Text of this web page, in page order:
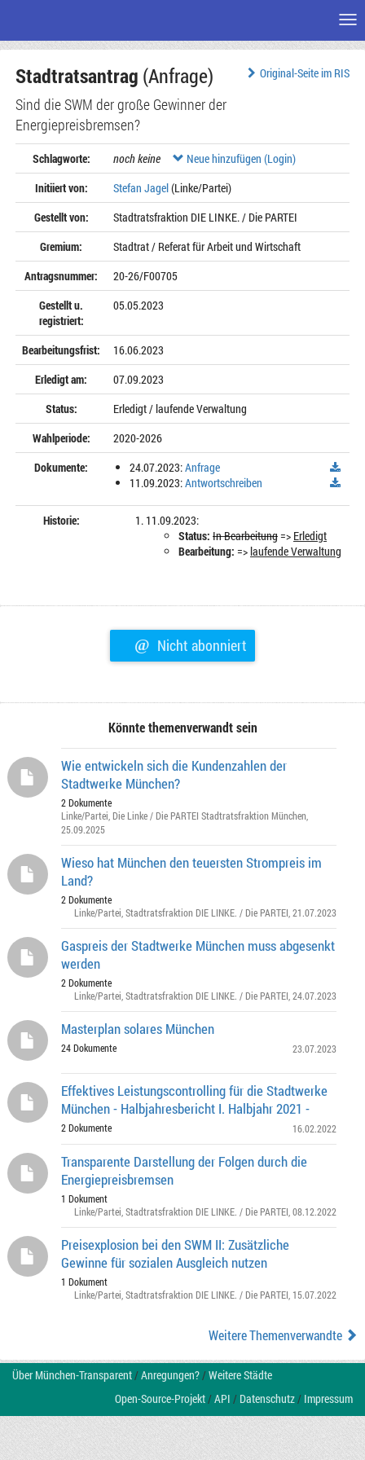
Seiteninhalt
Original-Seite im RIS
Stadtratsantrag (Anfrage)
Sind die SWM der große Gewinner der
Energiepreisbremsen?
Schlagworte: noch keine
Neue hinzufügen (Login)
Initiiert von:
Stefan Jagel(Linke/Partei)
Gestellt von:
Stadtratsfraktion DIE LINKE. / Die PARTEI
Gremium:
Stadtrat / Referat für Arbeit und Wirtschaft
Antragsnummer:
20-26/F00705
Gestellt u.
registriert:
05.05.2023
Bearbeitungsfrist:
16.06.2023
Erledigt am:
07.09.2023
Status:
Erledigt / laufende Verwaltung
Wahlperiode:
2020-2026
Dokumente:
24.07.2023:Anfrage
11.09.2023:Antwortschreiben
Historie:
11.09.2023:
Status: In Bearbeitung=> Erledigt
Bearbeitung: =>laufende Verwaltung
@ Nicht abonniert
Könnte themenverwandt sein
Wie entwickeln sich die Kundenzahlen der
Stadtwerke München?
2 Dokumente
Linke/Partei Die Linke / Die PARTEI Stadtratsfraktion München
25.09.2025
Wieso hat München den teuersten Strompreis im
Land?
2 Dokumente
Linke/Partei Stadtratsfraktion DIE LINKE. / Die PARTEI , 21.07.2023
Gaspreis der Stadtwerke München muss abgesenkt
werden
2 Dokumente
Linke/Partei Stadtratsfraktion DIE LINKE. / Die PARTEI , 24.07.2023
Masterplan solares München
24 Dokumente 23.07.2023
Effektives Leistungscontrolling für die Stadtwerke
München - Halbjahresbericht I. Halbjahr 2021 -
2 Dokumente 16.02.2022
Transparente Darstellung der Folgen durch die
Energiepreisbremsen
1 Dokument
Linke/Partei Stadtratsfraktion DIE LINKE. / Die PARTEI , 08.12.2022
Preisexplosion bei den SWM II: Zusätzliche
Gewinne für sozialen Ausgleich nutzen
1 Dokument
Linke/Partei Stadtratsfraktion DIE LINKE. / Die PARTEI , 15.07.2022
Weitere Themenverwandte
Über München-Transparent/Anregungen?/Weitere Städte
Open-Source-Projekt/API / Datenschutz/ Impressum